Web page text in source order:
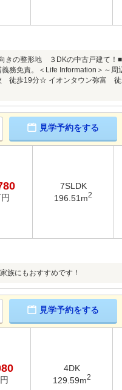
の整形地 ３DKの中古戸建て！■
務免責。＜Life Information＞～
歩19分☆ イオンタウン弥富
見学予約をする
7SLDK
196.51m2
族にもおすすめです！
見学予約をする
4DK
129.59m2